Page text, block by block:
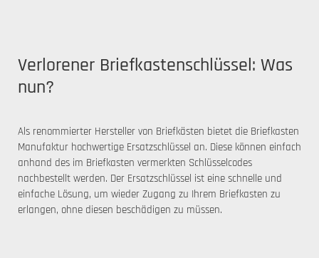
Verlorener Briefkastenschlüssel: Was
nun?
Als renommierter Hersteller von Briefkästen bietet die Briefkasten
Manufaktur hochwertige Ersatzschlüssel an. Diese können einfach
anhand des im Briefkasten vermerkten Schlüsselcodes
nachbestellt werden. Der Ersatzschlüssel ist eine schnelle und
einfache Lösung, um wieder Zugang zu Ihrem Briefkasten zu
erlangen, ohne diesen beschädigen zu müssen.